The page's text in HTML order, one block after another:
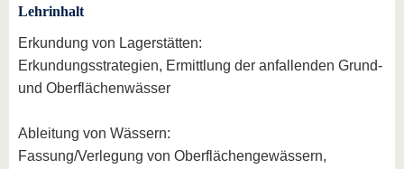
Lehrinhalt
Erkundung von Lagerstätten:
Erkundungsstrategien, Ermittlung der anfallenden Grund-
und Oberflächenwässer
Ableitung von Wässern:
Fassung/Verlegung von Oberflächengewässern,